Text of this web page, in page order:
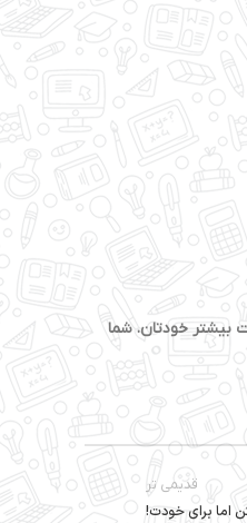
بیشتر خودتان. شما
قدیمی تر
اما برای خودت!